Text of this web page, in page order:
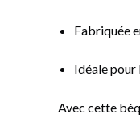
Fabriquée
Idéale pour
Avec cette